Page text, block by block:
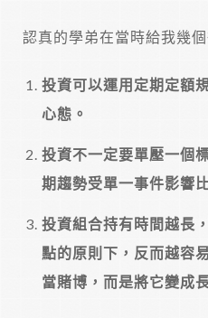
認真的學弟在當時給我幾個
投資可以運用定期定額
心態。
投資不一定要單壓一個
期趨勢受單一事件影響
投資組合持有時間越長
點的原則下，反而越容
當賭博，而是將它變成